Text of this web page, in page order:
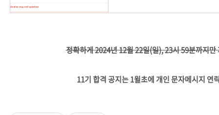
정확하게 2024년 12월 22일(일), 23시 59분까지만
11기 합격 공지는 1윌초에 개인 문자메시지 연